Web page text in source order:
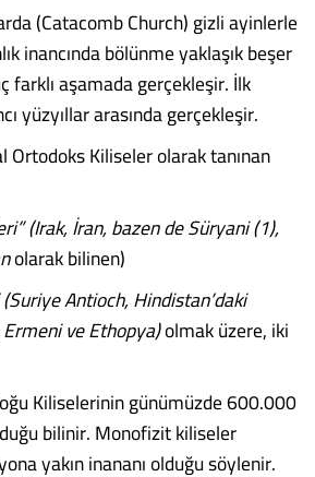
(Catacomb Church) gizli ayinlerle
inancında bölünme yaklaşık beşer
farklı aşamada gerçekleşir. İlk
yüzyıllar arasında gerçekleşir.
Ortodoks Kiliseler olarak tanınan
(Irak, İran, bazen de Süryani (1),
olarak bilinen)
Antioch, Hindistan’daki
ve Ethopya)olmak üzere, iki
Kiliselerinin günümüzde 600.000
bilinir. Monofizit kiliseler
yakın inananı olduğu söylenir.